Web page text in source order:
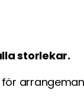
storlekar.